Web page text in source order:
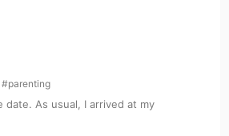
#parenting
As usual, I arrived at my